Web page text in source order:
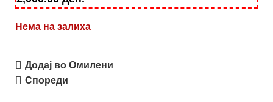
Нема на залиха
Додај во Омилени
Спореди